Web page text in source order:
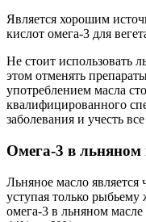
Является хорошим
кислот омега-3 для
Не стоит использовать
этом отменять
употреблением масла
квалифицированного
заболевания и учесть
Омега-3 в льняном
Льняное масло
уступая только
омега-3 в льняном